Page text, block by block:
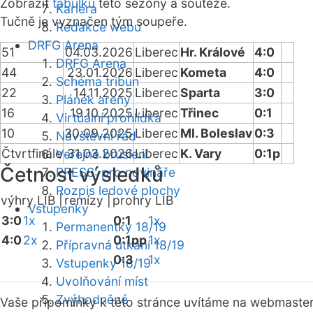
Kariéra
Redakce webu
DRFG Arena
DRFG Arena
Schéma tribun
Plánek areny
Virtuální prohlídka
Návštěvní řád
Veřejné bruslení
PRESS: pro novináře
Rozpis ledové plochy
Vstupenky
Permanentky 18/19
Přípravná utkání 18/19
Vstupenky 18/19
Uvolňování míst
Zvýhodněné
Zobrazit tabulku této sezóny a soutěže.
Tučně je vyznačen tým soupeře.
51 04.03.2026 Liberec Hr. Králové
4:0
44
23.01.2026 Liberec Kometa
4:0
22
14.11.2025 LiberecSparta
3:0
16
19.10.2025LiberecTřinec
0:1
10
30.09.2025Liberec Ml. Boleslav0:3
Čtvrtfinále 31.03.2026Liberec K. Vary 0:1p
Četnost výsledků
výhry LIB | remízy | prohry LIB
3:01x
4:02x
0:1
1x
0:1pp1x
0:3
1x
Vaše připomínky k této stránce uvítáme na webmaster